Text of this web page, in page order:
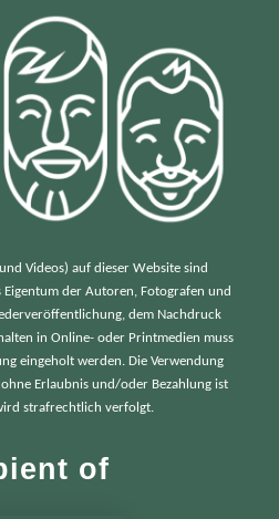
Videos) auf dieser Website sind
der Autoren, Fotografen und
dem Nachdruck
in Online- oder Printmedien muss
eingeholt werden. Die Verwendung
Erlaubnis und/oder Bezahlung ist
strafrechtlich verfolgt.
of